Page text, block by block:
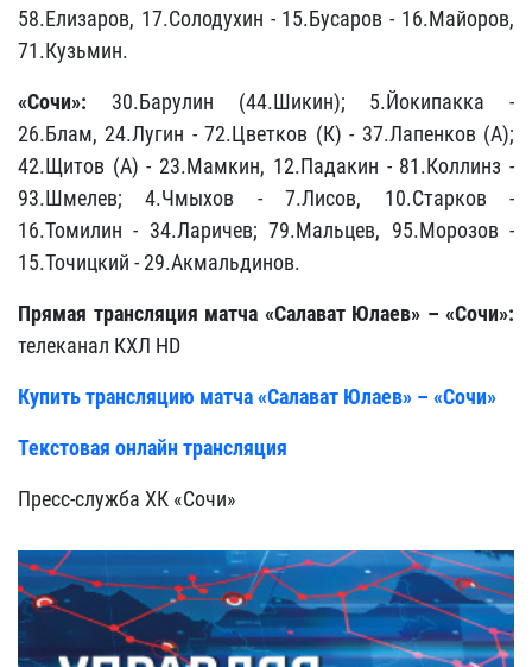
58.Елизаров, 17.Солодухин - 15.Бусаров - 16.Майоров,
71.Кузьмин.
«Сочи»: 30.Барулин (44.Шикин); 5.Йокипакка -
26.Блам, 24.Лугин - 72.Цветков (К) - 37.Лапенков (А);
42.Щитов (А) - 23.Мамкин, 12.Падакин - 81.Коллинз -
93.Шмелев; 4.Чмыхов - 7.Лисов, 10.Старков -
16.Томилин - 34.Ларичев; 79.Мальцев, 95.Морозов -
15.Точицкий - 29.Акмальдинов.
Прямая трансляция матча «Салават Юлаев» – «Сочи»:
телеканал КХЛ HD
Купить трансляцию матча «Салават Юлаев» – «Сочи»
Текстовая онлайн трансляция
Пресс-служба ХК «Сочи»